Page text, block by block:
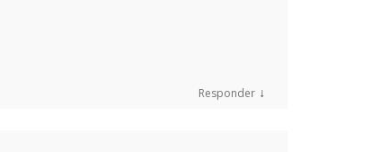
Responder ↓